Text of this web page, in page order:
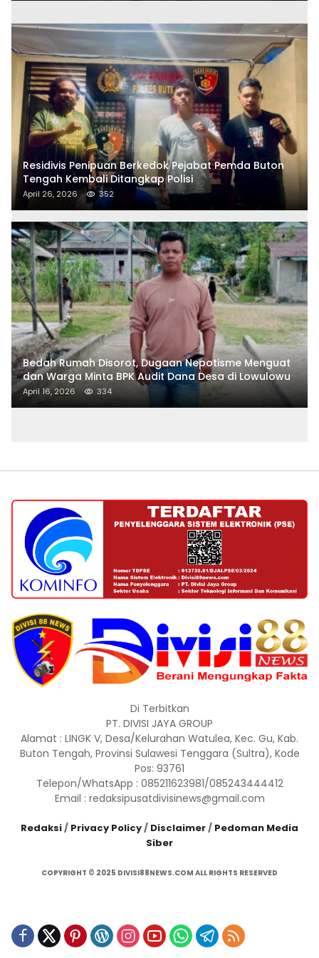
Residivis Penipuan Berkedok Pejabat Pemda Buton
Tengah Kembali Ditangkap Polisi
April 26, 2026 352
Bedah Rumah Disorot, Dugaan Nepotisme Menguat
dan Warga Minta BPK Audit Dana Desa di Lowulowu
April 16, 2026 334
Di Terbitkan
PT. DIVISI JAYA GROUP
Alamat : LINGK V, Desa/Kelurahan Watulea, Kec. Gu, Kab.
Buton Tengah, Provinsi Sulawesi Tenggara (Sultra), Kode
Pos: 93761
Telepon/WhatsApp : 085211623981/085243444412
Email : redaksipusatdivisinews@gmail.com
Redaksi/ Privacy Policy/ Disclaimer/ Pedoman Media
Siber
COPYRIGHT © 2025 DIVISI88NEWS.COM ALL RIGHTS RESERVED